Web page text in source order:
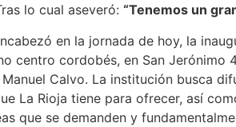
lo cual aseveró: “Tenemos un
en la jornada de hoy, la
centro cordobés, en San Jerónimo
Calvo. La institución busca
La Rioja tiene para ofrecer, así
que se demanden y